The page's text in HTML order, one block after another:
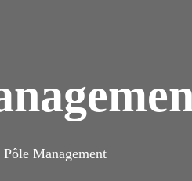
Pôle Management